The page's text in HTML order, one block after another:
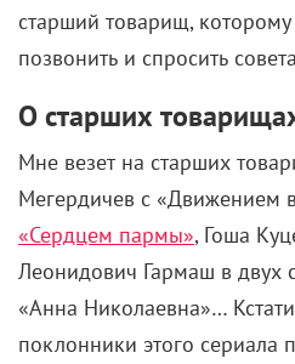
старший товарищ,
позвонить и спросить
О старших
Мне везет на старших
Мегердичев с «Движением
«Сердцем пармы», Гоша
Леонидович Гармаш в двух
«Анна Николаевна»…
поклонники этого сериала